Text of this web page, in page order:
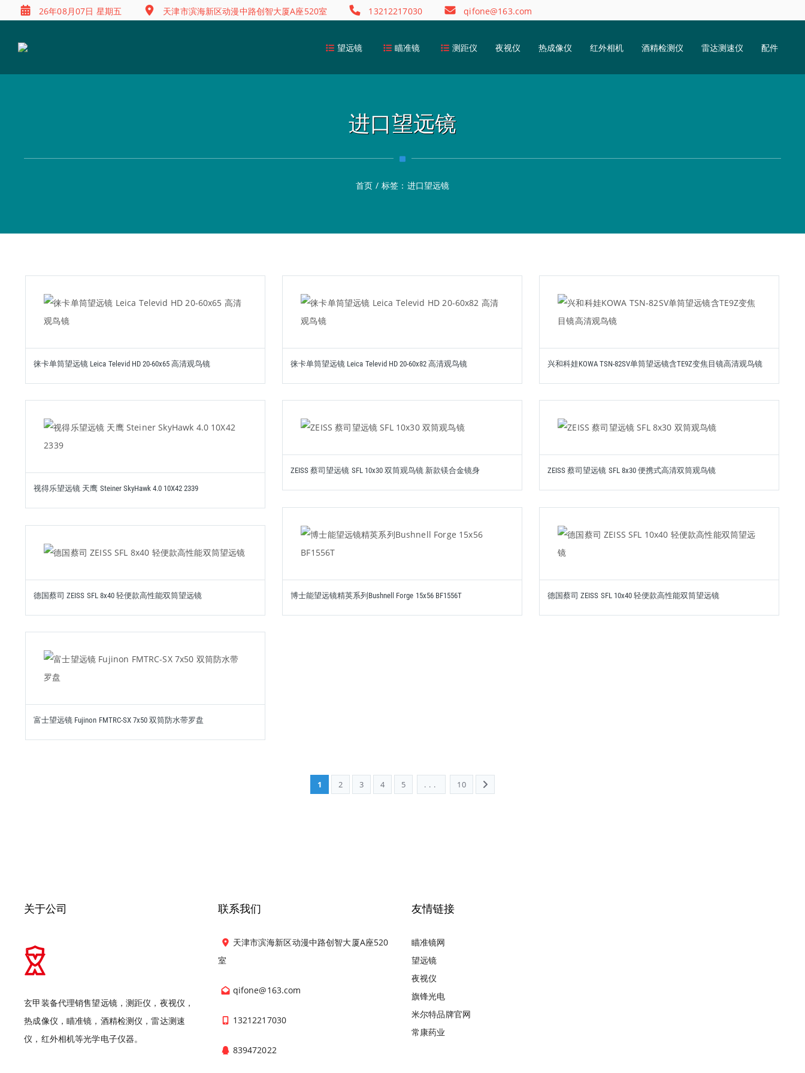
26年08月07日 星期五 天津市滨海新区动漫中路创智大厦A座520室 13212217030 qifone@163.com
望远镜 瞄准镜 测距仪 夜视仪 热成像仪 红外相机 酒精检测仪 雷达测速仪 配件
进口望远镜
首页 / 标签： 进口望远镜
徕卡单筒望远镜 Leica Televid HD 20-60x65 高清观鸟镜 徕卡单筒望远镜 Leica Televid HD 20-60x82 高清观鸟镜 兴和科娃KOWA TSN-82SV单筒望远镜含TE9Z变焦目镜高清观鸟镜
视得乐望远镜 天鹰 Steiner SkyHawk 4.0 10X42 2339
ZEISS 蔡司望远镜 SFL 10x30 双筒观鸟镜 新款镁合金镜身 ZEISS 蔡司望远镜 SFL 8x30 便携式高清双筒观鸟镜
博士能望远镜精英系列Bushnell Forge 15x56 BF1556T 德国蔡司 ZEISS SFL 10x40 轻便款高性能双筒望远镜
德国蔡司 ZEISS SFL 8x40 轻便款高性能双筒望远镜
富士望远镜 Fujinon FMTRC-SX 7x50 双筒防水带罗盘
1 2 3 4 5 ... 10
关于公司
玄甲装备代理销售望远镜，测距仪，夜视仪，
热成像仪，瞄准镜，酒精检测仪，雷达测速
仪，红外相机等光学电子仪器。
联系我们
天津市滨海新区动漫中路创智大厦A座520
室
qifone@163.com
13212217030
839472022
友情链接
瞄准镜网
望远镜
夜视仪
旗锋光电
米尔特品牌官网
常康药业